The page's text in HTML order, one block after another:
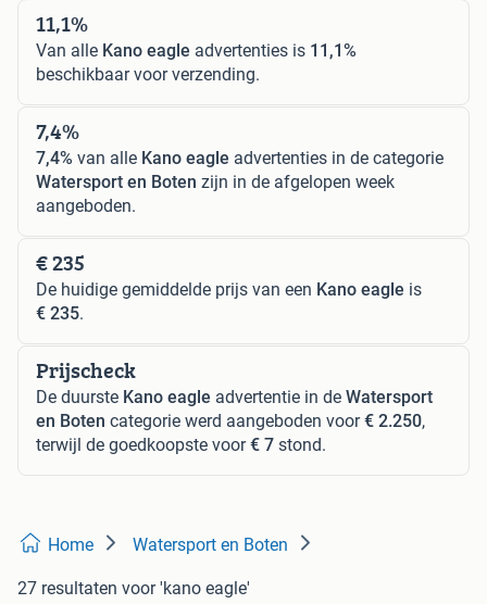
11,1%
Van alle Kano eagle advertenties is 11,1%
beschikbaar voor verzending.
7,4%
7,4% van alle Kano eagle advertenties in de categorie
Watersport en Boten zijn in de afgelopen week
aangeboden.
€ 235
De huidige gemiddelde prijs van een Kano eagle is
€ 235.
Prijscheck
De duurste Kano eagle advertentie in de Watersport
en Boten categorie werd aangeboden voor€ 2.250,
terwijl de goedkoopste voor€ 7 stond.
Home Watersport en Boten
27 resultaten voor 'kano eagle'